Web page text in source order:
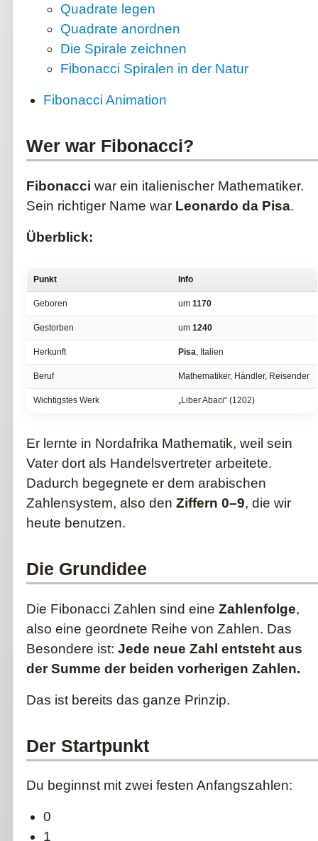
Quadrate legen
Quadrate anordnen
Die Spirale zeichnen
Fibonacci Spiralen in der Natur
Fibonacci Animation
Wer war Fibonacci?
Fibonacci war ein italienischer Mathematiker.
Sein richtiger Name war Leonardo da Pisa.
Überblick:
Punkt Info
Geboren um 1170
Gestorben um 1240
Herkunft Pisa , Italien
Beruf Mathematiker, Händler, Reisender
Wichtigstes Werk „Liber Abaci“ (1202)
Er lernte in Nordafrika Mathematik, weil sein
Vater dort als Handelsvertreter arbeitete.
Dadurch begegnete er dem arabischen
Zahlensystem, also den Ziffern 0–9, die wir
heute benutzen.
Die Grundidee
Die Fibonacci Zahlen sind eine Zahlenfolge,
also eine geordnete Reihe von Zahlen. Das
Besondere ist: Jede neue Zahl entsteht aus
der Summe der beiden vorherigen Zahlen.
Das ist bereits das ganze Prinzip.
Der Startpunkt
Du beginnst mit zwei festen Anfangszahlen:
0
1